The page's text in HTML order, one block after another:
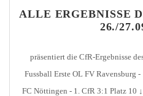
ALLE ERGEBNISSE
26./
präsentiert die CfR-Ergebnisse
Fussball Erste OL FV Ravensburg
FC Nöttingen - 1. CfR 3:1 Platz 10